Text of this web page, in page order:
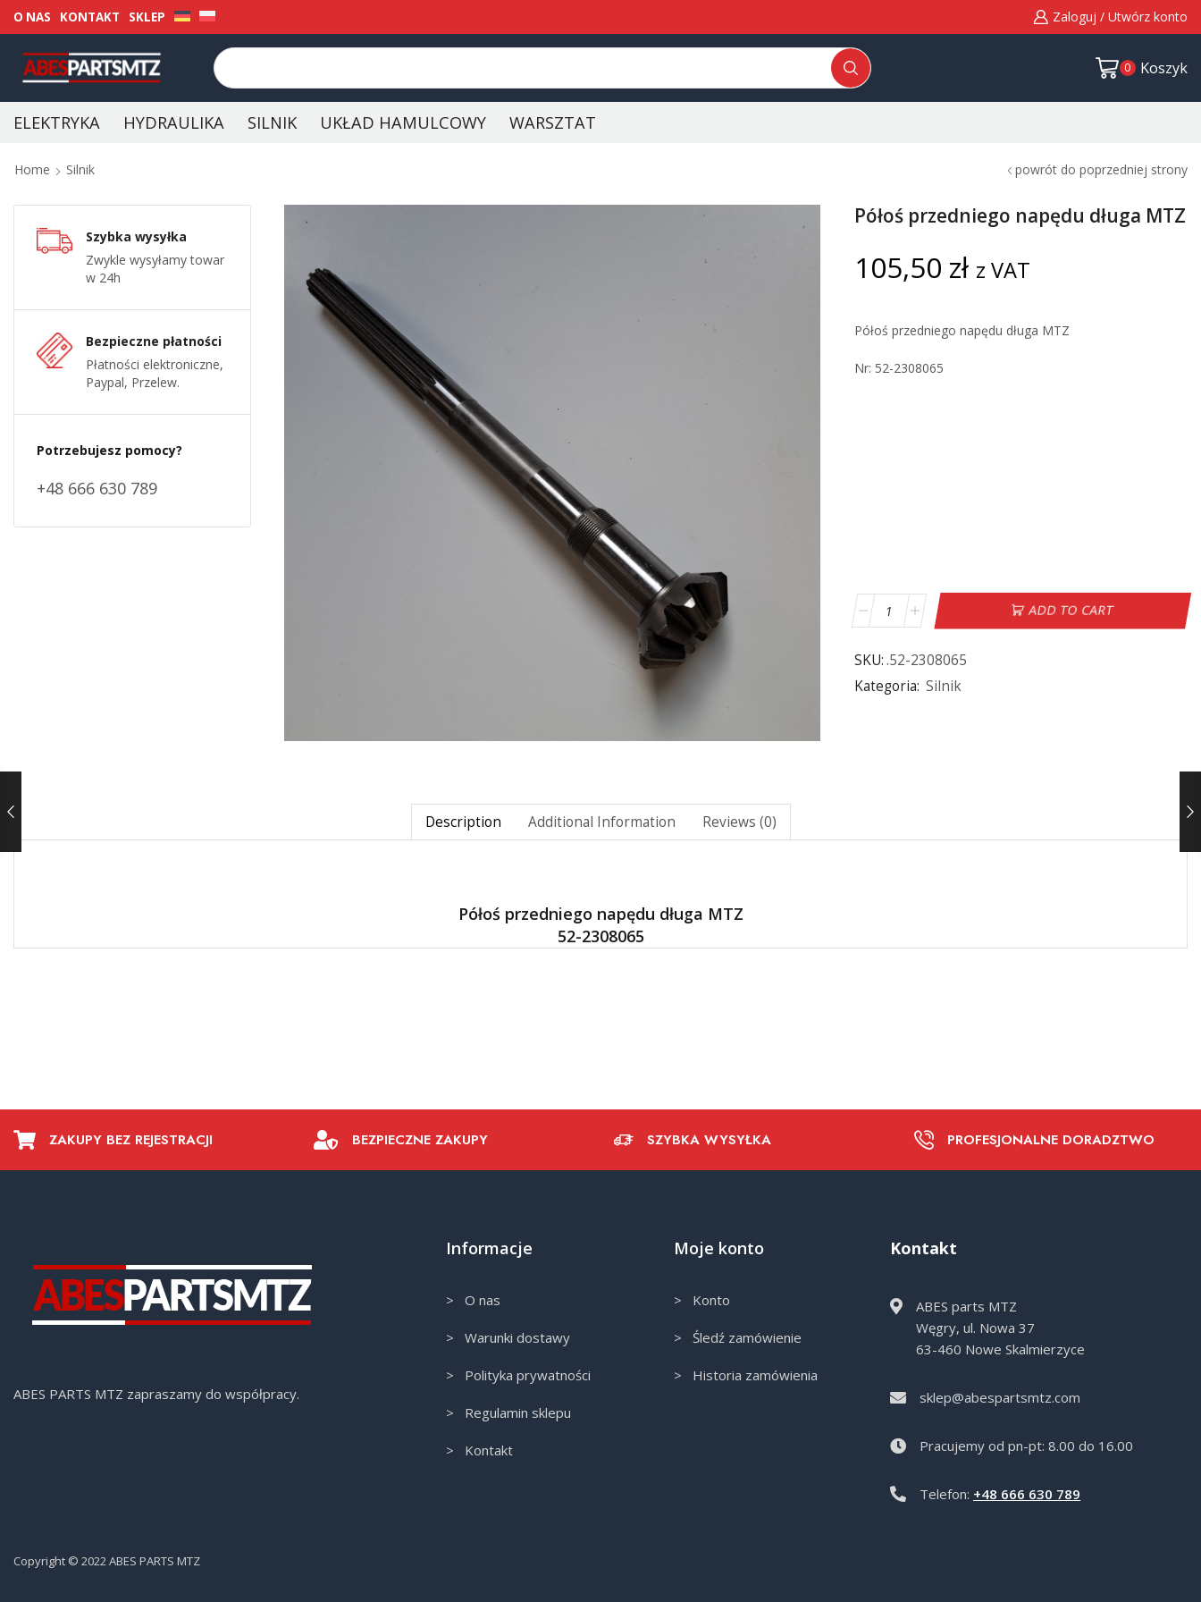
O NAS KONTAKT SKLEP Zaloguj / Utwórz konto
0 Koszyk
ELEKTRYKA HYDRAULIKA SILNIK UKŁAD HAMULCOWY WARSZTAT
Home Silnik powrót do poprzedniej strony
Szybka wysyłka
Zwykle wysyłamy towar
w 24h
Bezpieczne płatności
Płatności elektroniczne,
Paypal, Przelew.
Potrzebujesz pomocy?
+48 666 630 789
Półoś przedniego napędu długa MTZ
105,50 zł z VAT
Półoś przedniego napędu długa MTZ
Nr: 52-2308065
ADD TO CART
SKU:.52-2308065
Kategoria: Silnik
Description Additional Information Reviews (0)
Półoś przedniego napędu długa MTZ
52-2308065
ZAKUPY BEZ REJESTRACJI BEZPIECZNE ZAKUPY SZYBKA WYSYŁKA PROFESJONALNE DORADZTWO
ABES PARTS MTZ zapraszamy do współpracy.
Informacje
> O nas
> Warunki dostawy
> Polityka prywatności
> Regulamin sklepu
> Kontakt
Moje konto
> Konto
> Śledź zamówienie
> Historia zamówienia
Kontakt
ABES parts MTZ
Węgry, ul. Nowa 37
63-460 Nowe Skalmierzyce
sklep@abespartsmtz.com
Pracujemy od pn-pt: 8.00 do 16.00
Telefon: +48 666 630 789
Copyright © 2022 ABES PARTS MTZ